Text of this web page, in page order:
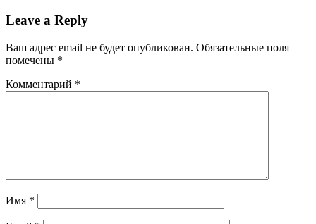
Leave a Reply
Ваш адрес email не будет опубликован. Обязательные поля
помечены *
Комментарий *
Имя *